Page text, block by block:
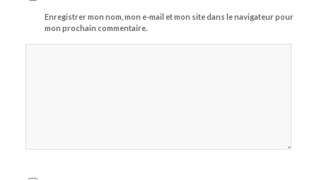
Enregistrer mon nom, mon e-mail et mon site dans le navigateur pour
mon prochain commentaire.